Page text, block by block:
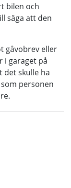
bilen och
säga att den
gåvobrev eller
i garaget på
det skulle ha
personen